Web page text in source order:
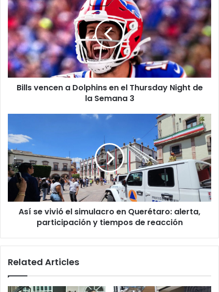
vencen
a
Dolphins
en
el
Thursday
Night
de
Bills vencen a Dolphins en el Thursday Night de
la Semana 3
vivió
el
simulacro
en
Querétaro:
alerta,
participación
Así se vivió el simulacro en Querétaro: alerta,
participación y tiempos de reacción
Related Articles